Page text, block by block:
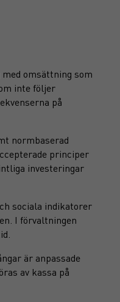
omsättning som
inte följer
på
normbaserad
principer
investeringar
sociala indikatorer
I förvaltningen
är anpassade
av kassa på